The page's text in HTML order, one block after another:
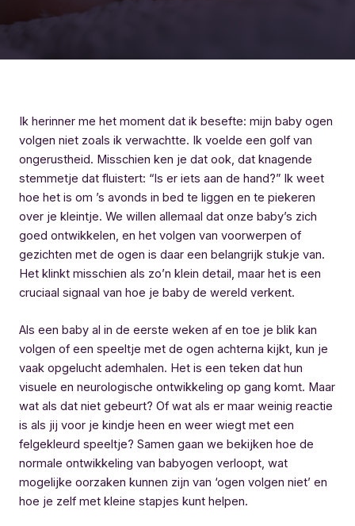
Ik herinner me het moment dat ik besefte: mijn baby ogen
volgen niet zoals ik verwachtte. Ik voelde een golf van
ongerustheid. Misschien ken je dat ook, dat knagende
stemmetje dat fluistert: “Is er iets aan de hand?” Ik weet
hoe het is om ’s avonds in bed te liggen en te piekeren
over je kleintje. We willen allemaal dat onze baby’s zich
goed ontwikkelen, en het volgen van voorwerpen of
gezichten met de ogen is daar een belangrijk stukje van.
Het klinkt misschien als zo’n klein detail, maar het is een
cruciaal signaal van hoe je baby de wereld verkent.
Als een baby al in de eerste weken af en toe je blik kan
volgen of een speeltje met de ogen achterna kijkt, kun je
vaak opgelucht ademhalen. Het is een teken dat hun
visuele en neurologische ontwikkeling op gang komt. Maar
wat als dat niet gebeurt? Of wat als er maar weinig reactie
is als jij voor je kindje heen en weer wiegt met een
felgekleurd speeltje? Samen gaan we bekijken hoe de
normale ontwikkeling van babyogen verloopt, wat
mogelijke oorzaken kunnen zijn van ‘ogen volgen niet’ en
hoe je zelf met kleine stapjes kunt helpen.